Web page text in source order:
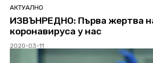
АКТУАЛНО
ИЗВЪНРЕДНО: Първа жертва
коронавируса у нас
2020-03-11